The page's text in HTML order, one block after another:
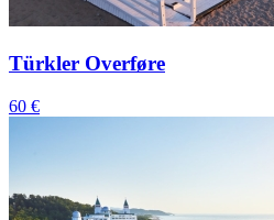
Türkler Overføre
60 €